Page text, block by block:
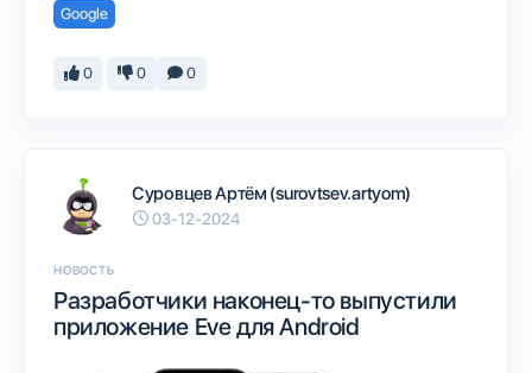
Google
0 0 0
Суровцев Артём (surovtsev.artyom)
03-12-2024
НОВОСТЬ
Разработчики наконец-то выпустили
приложение Eve для Android